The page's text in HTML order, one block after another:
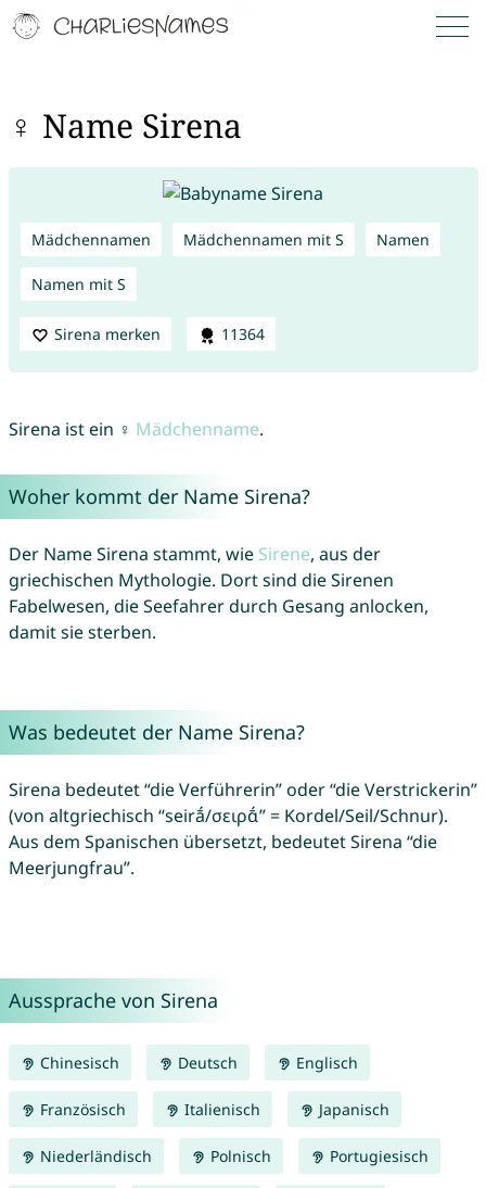
♀ Name Sirena
Mädchennamen Mädchennamen mit S Namen
Namen mit S
Sirena merken 11364
Sirena ist ein ♀ Mädchenname.
Woher kommt der Name Sirena?
Der Name Sirena stammt, wie Sirene, aus der
griechischen Mythologie. Dort sind die Sirenen
Fabelwesen, die Seefahrer durch Gesang anlocken,
damit sie sterben.
Was bedeutet der Name Sirena?
Sirena bedeutet “die Verführerin” oder “die Verstrickerin”
(von altgriechisch “seirā́/σειρᾱ́” = Kordel/Seil/Schnur).
Aus dem Spanischen übersetzt, bedeutet Sirena “die
Meerjungfrau”.
Aussprache von Sirena
Chinesisch Deutsch Englisch
Französisch Italienisch Japanisch
Niederländisch Polnisch Portugiesisch